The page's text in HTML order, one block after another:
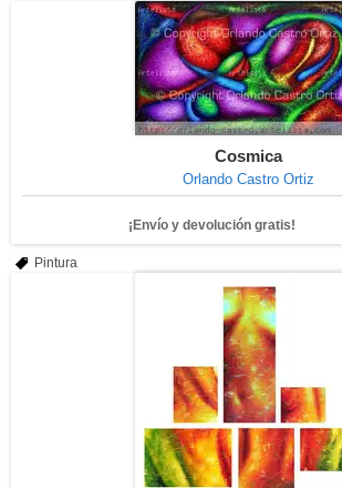
Cosmica
Orlando Castro Ortiz
¡Envío y devolución gratis!
Pintura